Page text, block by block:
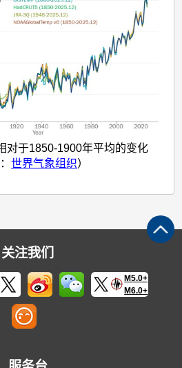
对于1850-1900年平均的变化
世界气象组织）
关注我们
M5.0+
M6.0+